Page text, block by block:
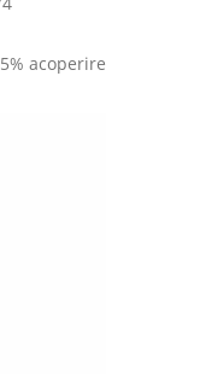
acoperire